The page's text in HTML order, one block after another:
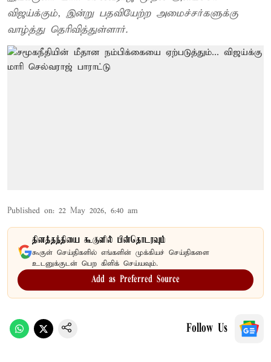
விஜய்க்கும், இன்று பதவியேற்ற அமைச்சர்களுக்கு
வாழ்த்து தெரிவித்துள்ளார்.
Published on: 22 May 2026, 6:40 am
தினத்தந்தியை கூகுளில் பின்தொடரவும்
கூகுள் செய்திகளில் எங்களின் முக்கியச் செய்திகளை
உடனுக்குடன் பெற கிளிக் செய்யவும்.
Add as Preferred Source
Follow Us